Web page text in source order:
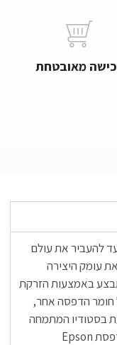
מאובטחת
להעביר את עולם
עומק היצירה
באמצעות הזרקת
חומר הדפסה אחר,
בסטודיו המתמחה
בהדפסה על נייר צילום מקצועי בלבד, במדפסת Epson